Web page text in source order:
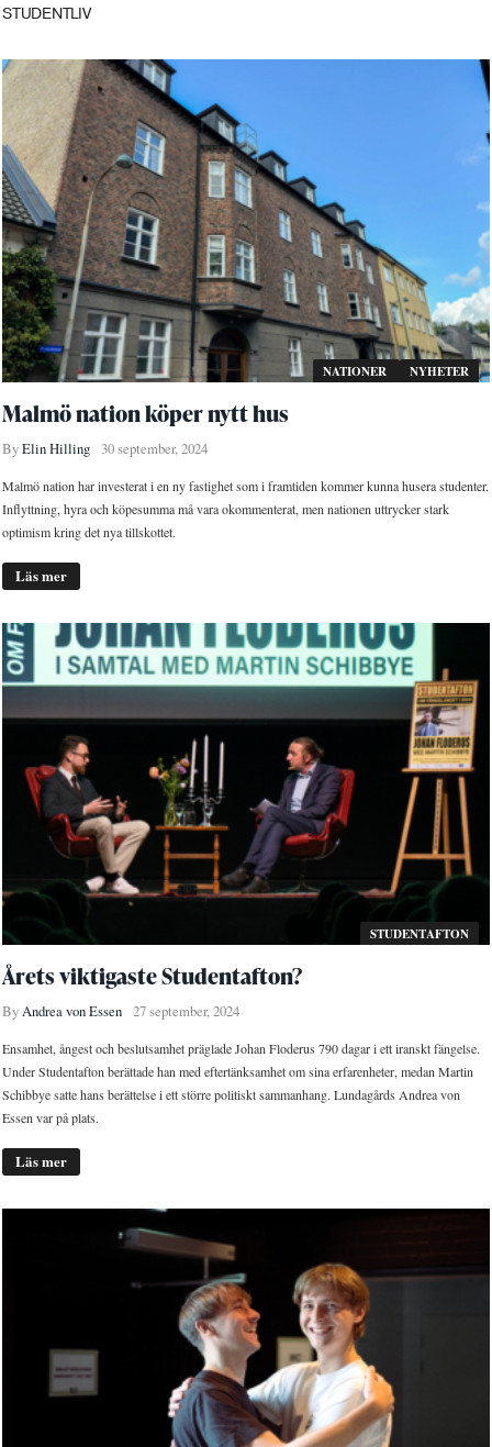
STUDENTLIV
NATIONER NYHETER
Malmö nation köper nytt hus
ByElin Hilling 30 september, 2024
Malmö nation har investerat i en ny fastighet som i framtiden kommer kunna husera studenter.
Inflyttning, hyra och köpesumma må vara okommenterat, men nationen uttrycker stark
optimism kring det nya tillskottet.
Läs mer
STUDENTAFTON
Årets viktigaste Studentafton?
ByAndrea von Essen 27 september, 2024
Ensamhet, ångest och beslutsamhet präglade Johan Floderus 790 dagar i ett iranskt fängelse.
Under Studentafton berättade han med eftertänksamhet om sina erfarenheter, medan Martin
Schibbye satte hans berättelse i ett större politiskt sammanhang. Lundagårds Andrea von
Essen var på plats.
Läs mer